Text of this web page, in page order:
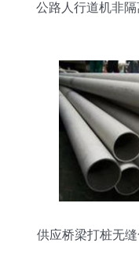
公路人行道机非
供应桥梁打桩无